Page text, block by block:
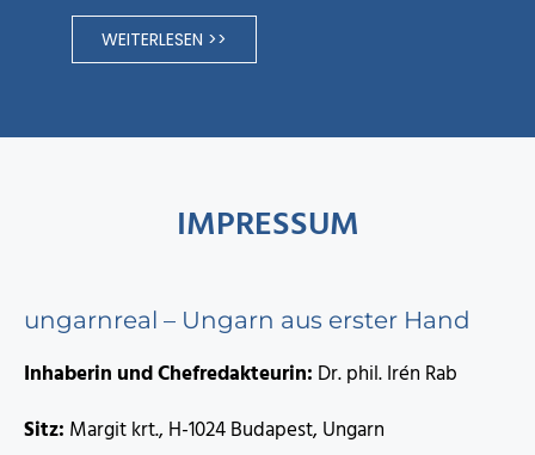
WEITERLESEN >>
IMPRESSUM
ungarnreal – Ungarn aus erster Hand
Inhaberin und Chefredakteurin: Dr. phil. Irén Rab
Sitz: Margit krt., H-1024 Budapest, Ungarn